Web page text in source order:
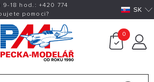
9-18 hod.:+420 774
pomoci? SK
0